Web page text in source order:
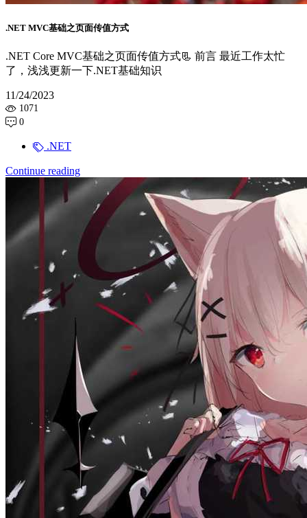
.NET MVC基础之页面传值方式
.NET Core MVC基础之页面传值方式📃 前言 最近工作太忙
了，浅浅更新一下.NET基础知识
11/24/2023
1071
0
.NET
Continue reading